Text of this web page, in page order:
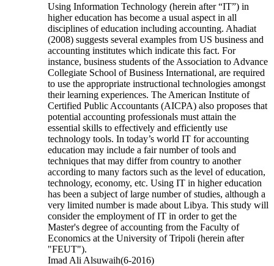
Using Information Technology (herein after “IT”) in
higher education has become a usual aspect in all
disciplines of education including accounting. Ahadiat
(2008) suggests several examples from US business and
accounting institutes which indicate this fact. For
instance, business students of the Association to Advance
Collegiate School of Business International, are required
to use the appropriate instructional technologies amongst
their learning experiences. The American Institute of
Certified Public Accountants (AICPA) also proposes that
potential accounting professionals must attain the
essential skills to effectively and efficiently use
technology tools. In today’s world IT for accounting
education may include a fair number of tools and
techniques that may differ from country to another
according to many factors such as the level of education,
technology, economy, etc. Using IT in higher education
has been a subject of large number of studies, although a
very limited number is made about Libya. This study will
consider the employment of IT in order to get the
Master's degree of accounting from the Faculty of
Economics at the University of Tripoli (herein after
"FEUT").
Imad Ali Alsuwaih(6-2016)